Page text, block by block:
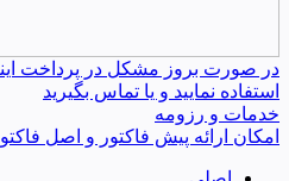
در صورت بروز مشکل در پرداخت
استفاده نمایید و یا تماس بگیرید
خدمات و رزومه
امکان ارائه پیش فاکتور و اصل